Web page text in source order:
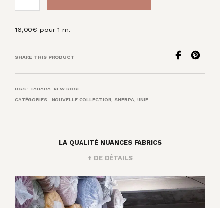
16,00€ pour 1 m.
SHARE THIS PRODUCT
UGS : TABARA-NEW ROSE
CATÉGORIES : NOUVELLE COLLECTION SHERPA UNIE
LA QUALITÉ NUANCES FABRICS
+ DE DÉTAILS